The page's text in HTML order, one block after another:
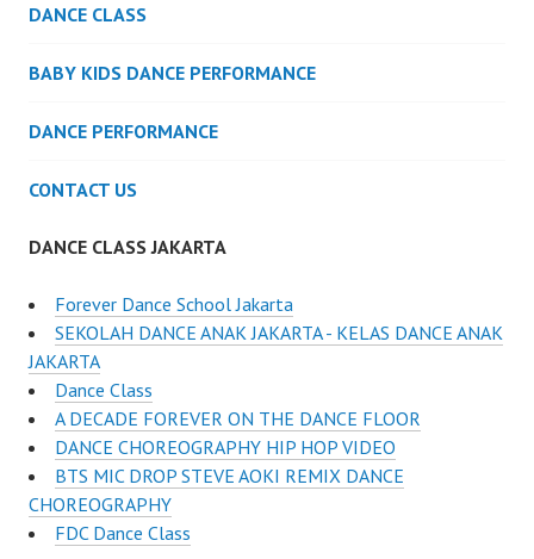
DANCE CLASS
BABY KIDS DANCE PERFORMANCE
DANCE PERFORMANCE
CONTACT US
DANCE CLASS JAKARTA
Forever Dance School Jakarta
SEKOLAH DANCE ANAK JAKARTA - KELAS DANCE ANAK
JAKARTA
Dance Class
A DECADE FOREVER ON THE DANCE FLOOR
DANCE CHOREOGRAPHY HIP HOP VIDEO
BTS MIC DROP STEVE AOKI REMIX DANCE
CHOREOGRAPHY
FDC Dance Class